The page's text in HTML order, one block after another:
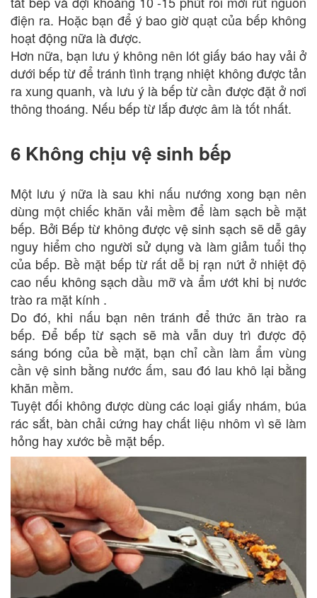
điện ra. Hoặc bạn để ý bao giờ quạt của bếp không
hoạt động nữa là được.
Hơn nữa, bạn lưu ý không nên lót giấy báo hay vải ở
dưới bếp từ để tránh tình trạng nhiệt không được tản
ra xung quanh, và lưu ý là bếp từ cần được đặt ở nơi
thông thoáng. Nếu bếp từ lắp được âm là tốt nhất.
6 Không chịu vệ sinh bếp
Một lưu ý nữa là sau khi nấu nướng xong bạn nên
dùng một chiếc khăn vải mềm để làm sạch bề mặt
bếp. Bởi Bếp từ không được vệ sinh sạch sẽ dễ gây
nguy hiểm cho người sử dụng và làm giảm tuổi thọ
của bếp. Bề mặt bếp từ rất dễ bị rạn nứt ở nhiệt độ
cao nếu không sạch dầu mỡ và ẩm ướt khi bị nước
trào ra mặt kính .
Do đó, khi nấu bạn nên tránh để thức ăn trào ra
bếp. Để bếp từ sạch sẽ mà vẫn duy trì được độ
sáng bóng của bề mặt, bạn chỉ cần làm ẩm vùng
cần vệ sinh bằng nước ấm, sau đó lau khô lại bằng
khăn mềm.
Tuyệt đối không được dùng các loại giấy nhám, búa
rác sắt, bàn chải cứng hay chất liệu nhôm vì sẽ làm
hỏng hay xước bề mặt bếp.